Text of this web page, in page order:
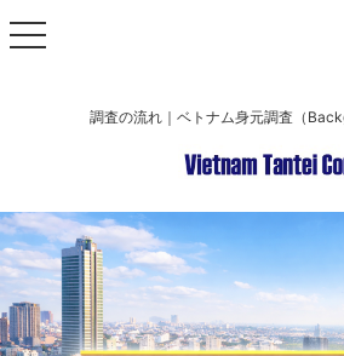
調査の流れ｜ベトナム身元調査（
toggle
navigation